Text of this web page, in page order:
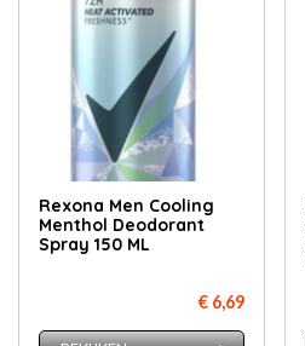
Rexona Men Cooling
Menthol Deodorant
Spray 150 ML
€ 6,69